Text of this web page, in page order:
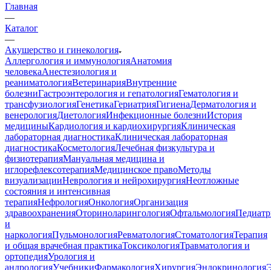
Главная
—
Каталог
—
Акушерство и гинекология
Аллергология и иммунологияАнатомия
человекаАнестезиология и
реаниматологияВетеринарияВнутренние
болезниГастроэнтерология и гепатологияГематология и
трансфузиологияГенетикаГериатрияГигиенаДерматология и
венерологияДиетологияИнфекционные болезниИстория
медициныКардиология и кардиохирургияКлиническая
лабораторная диагностикаКлиническая лабораторная
диагностикаКосметологияЛечебная физкультура и
физиотерапияМануальная медицина и
иглорефлексотерапияМедицинское правоМетоды
визуализацииНеврология и нейрохирургияНеотложные
состояния и интенсивная
терапияНефрологияОнкологияОрганизация
здравоохраненияОториноларингологияОфтальмология
и
наркологияПульмонологияРевматологияСтоматологияТерапия
и общая врачебная практикаТоксикологияТравматология и
ортопедияУрология и
андрологияУчебникиФармакологияХирургияЭндокринология